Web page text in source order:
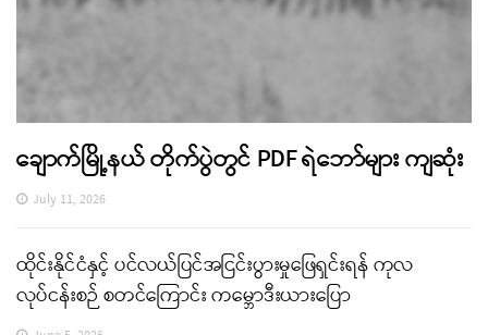
ချောက်မြို့နယ် တိုက်ပွဲတွင် PDF ရဲဘော်များ ကျဆုံး
July 11, 2026
ထိုင်းနိုင်ငံနှင့် ပင်လယ်ပြင်အငြင်းပွားမှုဖြေရှင်းရန် ကုလ
လုပ်ငန်းစဉ် စတင်ကြောင်း ကမ္ဘောဒီးယားပြော